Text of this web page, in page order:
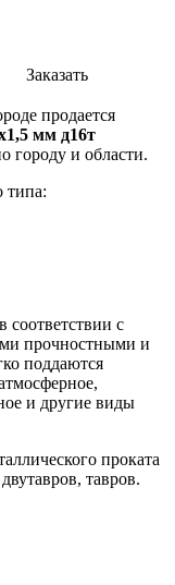
Заказать
продается
мм д16т
городу и области.
типа:
соответствии с
прочностными и
поддаются
и другие виды
проката
тавров.